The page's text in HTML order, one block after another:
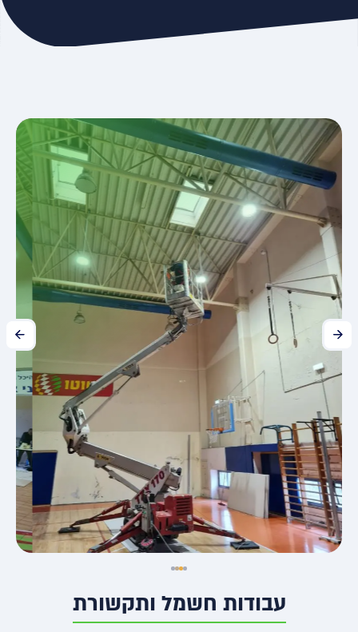
עבודות חשמל ותקשורת